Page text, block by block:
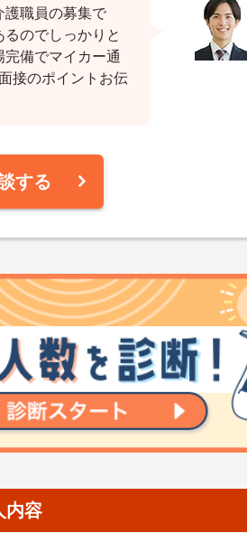
護職員の募集で
のでしっかりと
備でマイカー通
接のポイントお伝
する
内容